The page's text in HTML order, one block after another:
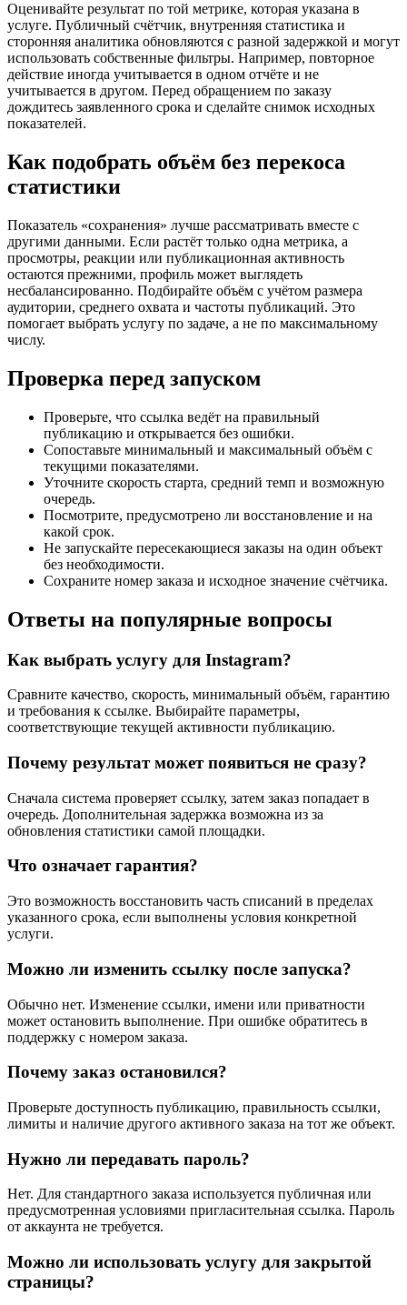
Оценивайте результат по той метрике, которая указана в
услуге. Публичный счётчик, внутренняя статистика и
сторонняя аналитика обновляются с разной задержкой и могут
использовать собственные фильтры. Например, повторное
действие иногда учитывается в одном отчёте и не
учитывается в другом. Перед обращением по заказу
дождитесь заявленного срока и сделайте снимок исходных
показателей.
Как подобрать объём без перекоса
статистики
Показатель «сохранения» лучше рассматривать вместе с
другими данными. Если растёт только одна метрика, а
просмотры, реакции или публикационная активность
остаются прежними, профиль может выглядеть
несбалансированно. Подбирайте объём с учётом размера
аудитории, среднего охвата и частоты публикаций. Это
помогает выбрать услугу по задаче, а не по максимальному
числу.
Проверка перед запуском
Проверьте, что ссылка ведёт на правильный
публикацию и открывается без ошибки.
Сопоставьте минимальный и максимальный объём с
текущими показателями.
Уточните скорость старта, средний темп и возможную
очередь.
Посмотрите, предусмотрено ли восстановление и на
какой срок.
Не запускайте пересекающиеся заказы на один объект
без необходимости.
Сохраните номер заказа и исходное значение счётчика.
Ответы на популярные вопросы
Как выбрать услугу для Instagram?
Сравните качество, скорость, минимальный объём, гарантию
и требования к ссылке. Выбирайте параметры,
соответствующие текущей активности публикацию.
Почему результат может появиться не сразу?
Сначала система проверяет ссылку, затем заказ попадает в
очередь. Дополнительная задержка возможна из за
обновления статистики самой площадки.
Что означает гарантия?
Это возможность восстановить часть списаний в пределах
указанного срока, если выполнены условия конкретной
услуги.
Можно ли изменить ссылку после запуска?
Обычно нет. Изменение ссылки, имени или приватности
может остановить выполнение. При ошибке обратитесь в
поддержку с номером заказа.
Почему заказ остановился?
Проверьте доступность публикацию, правильность ссылки,
лимиты и наличие другого активного заказа на тот же объект.
Нужно ли передавать пароль?
Нет. Для стандартного заказа используется публичная или
предусмотренная условиями пригласительная ссылка. Пароль
от аккаунта не требуется.
Можно ли использовать услугу для закрытой
страницы?